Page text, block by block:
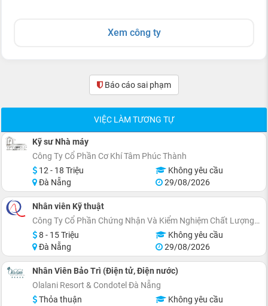
Xem công ty
Báo cáo sai phạm(0)
VIỆC LÀM TƯƠNG TỰ
Kỹ sư Nhà máy
Công Ty Cổ Phần Cơ Khí Tâm Phúc Thành
12 - 18 Triệu
Không yêu cầu
Đà Nẵng
29/08/2026
Nhân viên Kỹ thuật
Công Ty Cổ Phần Chứng Nhận Và Kiểm Nghiệm Chất Lượng AQCert
8 - 15 Triệu
Không yêu cầu
Đà Nẵng
29/08/2026
Nhân Viên Bảo Trì (Điện tử, Điện nước)
Olalani Resort & Condotel Đà Nẵng
Thỏa thuận
Không yêu cầu